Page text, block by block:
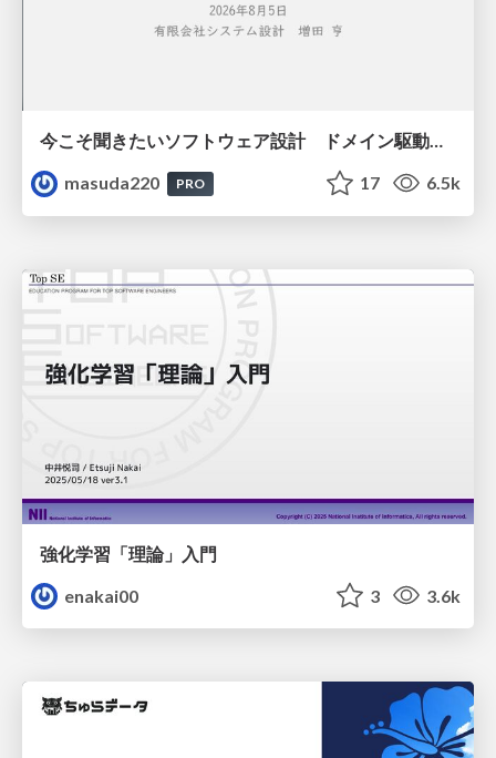
今こそ聞きたいソフトウェア設計 ドメイン駆動設計再入門
masuda220
PRO 17 6.5k
強化学習「理論」入門
enakai00
3 3.6k